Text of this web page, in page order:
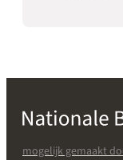
mogelijk gemaakt